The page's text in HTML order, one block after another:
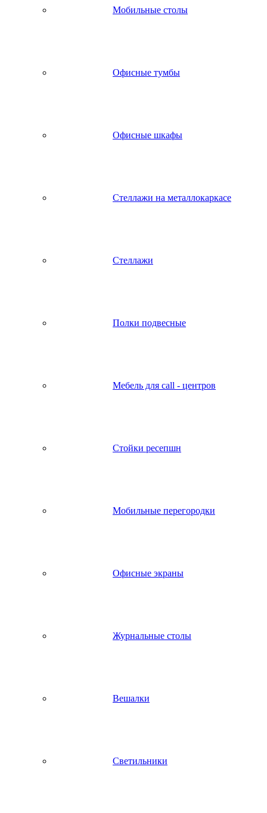
Мобильные столы
Офисные тумбы
Офисные шкафы
Стеллажи на металлокаркасе
Стеллажи
Полки подвесные
Мебель для call - центров
Стойки ресепшн
Мобильные перегородки
Офисные экраны
Журнальные столы
Вешалки
Светильники